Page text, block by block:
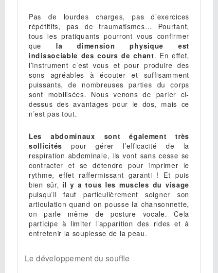
Pas de lourdes charges, pas d’exercices
répétitifs, pas de traumatismes… Pourtant,
tous les pratiquants pourront vous confirmer
que la dimension physique est
indissociable des cours de chant. En effet,
l’instrument c’est vous et pour produire des
sons agréables à écouter et suffisamment
puissants, de nombreuses parties du corps
sont mobilisées. Nous venons de parler ci-
dessus des avantages pour le dos, mais ce
n’est pas tout.
Les abdominaux sont également très
sollicités pour gérer l’efficacité de la
respiration abdominale, ils vont sans cesse se
contracter et se détendre pour imprimer le
rythme, effet raffermissant garanti ! Et puis
bien sûr, il y a tous les muscles du visage
puisqu’il faut particulièrement soigner son
articulation quand on pousse la chansonnette,
on parle même de posture vocale. Cela
participe à limiter l’apparition des rides et à
entretenir la souplesse de la peau.
Le développement du souffle